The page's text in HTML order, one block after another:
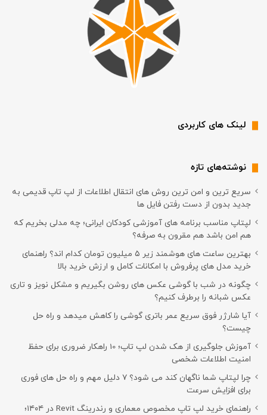
لینک های کاربردی
نوشته‌های تازه
سریع ترین و امن ترین روش های انتقال اطلاعات از لپ تاپ قدیمی به
جدید بدون از دست رفتن فایل ها
لپتاپ مناسب برنامه های آموزشی کودکان ایرانی؛ چه مدلی بخریم که
هم امن باشد هم مقرون به صرفه؟
بهترین ساعت های هوشمند زیر ۵ میلیون تومان کدام اند؟ راهنمای
خرید مدل های پرفروش با امکانات کامل و ارزش خرید بالا
چگونه در شب با گوشی عکس های روشن بگیریم و مشکل نویز و تاری
عکس شبانه را برطرف کنیم؟
آیا شارژر فوق سریع عمر باتری گوشی را کاهش میدهد و راه حل
چیست؟
آموزش جلوگیری از هک شدن لپ تاپ؛ 10 راهکار ضروری برای حفظ
امنیت اطلاعات شخصی
چرا لپتاپ شما ناگهان کند می شود؟ ۷ دلیل مهم و راه حل های فوری
برای افزایش سرعت
راهنمای خرید لپ تاپ مخصوص معماری و رندرینگ Revit در ۱۴۰۴؛